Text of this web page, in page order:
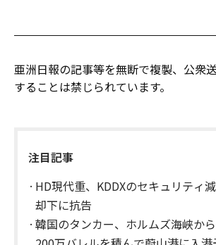
亜洲日報の記事等を無断で複製、公衆
することは禁じられています。
注目記事
HD現代重、KDDXのセキュリティ
却下に抗告
韓国のタンカー、ホルムズ海峡か